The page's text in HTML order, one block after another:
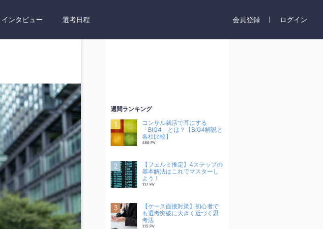
インタビュー 選考日程 会員登録 ログイン
週間ランキング
コンサル就活で耳にする
「BIG4」とは？【BIG4解説と
各社比較】
486 PV
【フェルミ推定】4ステップの
基本解法はこれでマスターし
よう！
117 PV
【ケース面接対策】初心者で
も選考突破に大きく近づく思
考法
115 PV